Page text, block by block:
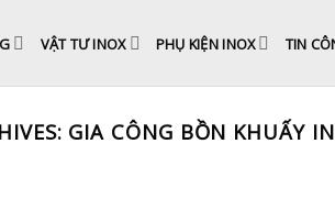
VẬT TƯ INOX PHỤ KIỆN INOX TIN
GIA CÔNG BỒN KHUẤY